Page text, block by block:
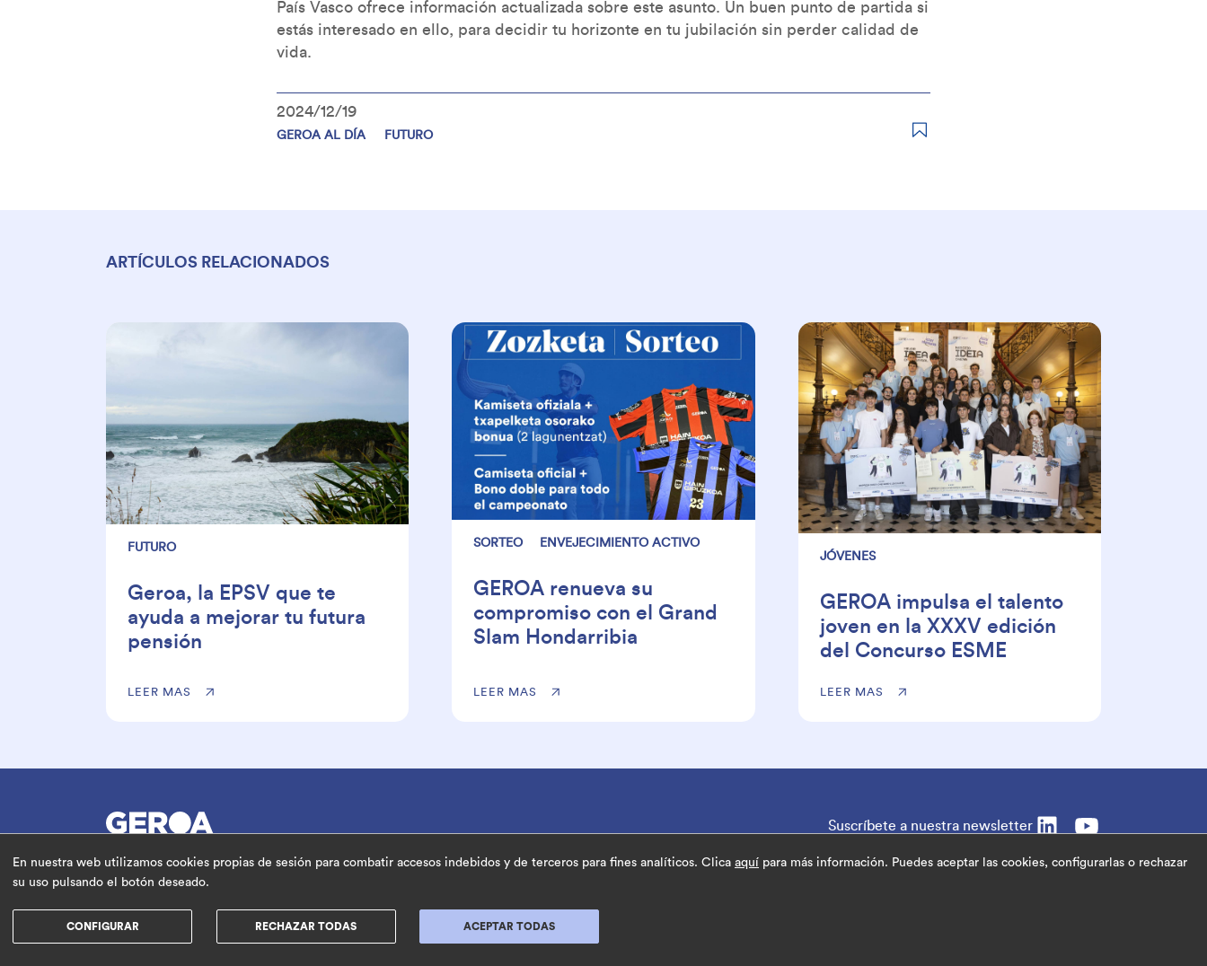
País Vasco ofrece información actualizada sobre este asunto. Un buen punto de partida si
estás interesado en ello, para decidir tu horizonte en tu jubilación sin perder calidad de
vida.
2024/12/19
GEROA AL DÍA FUTURO
ARTÍCULOS RELACIONADOS
FUTURO
Geroa, la EPSV que te
ayuda a mejorar tu futura
pensión
LEER MAS
SORTEO ENVEJECIMIENTO ACTIVO
GEROA renueva su
compromiso con el Grand
Slam Hondarribia
LEER MAS
JÓVENES
GEROA impulsa el talento
joven en la XXXV edición
del Concurso ESME
LEER MAS
© Geroa Pentsioak EPSV de empleo preferente.
Lugaritz 27, 20018 San Sebastián - Donostia, Gipuzkoa
Suscríbete a nuestra newsletter
En nuestra web utilizamos cookies propias de sesión para combatir accesos indebidos y de terceros para fines analíticos. Clica aquí para más información. Puedes aceptar las cookies, configurarlas o rechazar
su uso pulsando el botón deseado.
CONFIGURAR RECHAZAR TODAS ACEPTAR TODAS